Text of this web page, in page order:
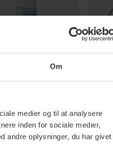
Om
medier og til at analysere
inden for sociale medier,
andre oplysninger, du har givet
Vandfilter XL
BWT
filtre